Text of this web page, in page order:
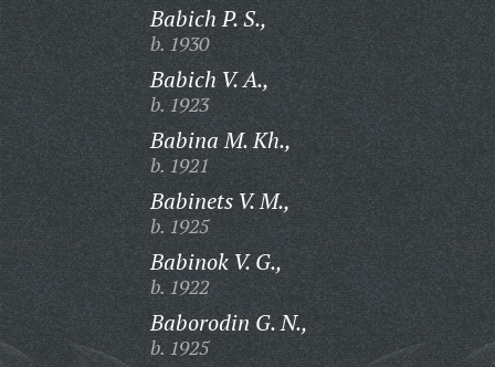
Babich P. S.,
b. 1930
Babich V. A.,
b. 1923
Babina M. Kh.,
b. 1921
Babinets V. M.,
b. 1925
Babinok V. G.,
b. 1922
Baborodin G. N.,
b. 1925